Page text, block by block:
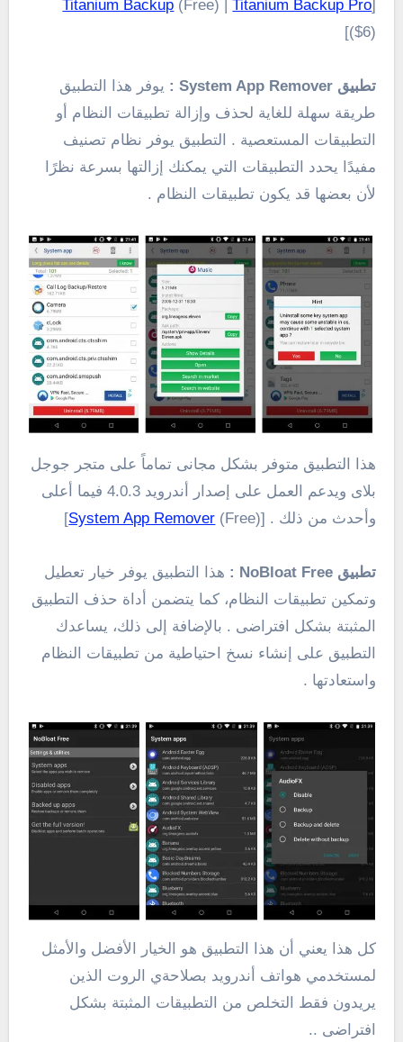
Titanium Backup (Free) |Titanium Backup Pro
($6)]
تطبيق System App Remover :
يوفر هذا التطبيق
طريقة سهلة للغاية لحذف وإزالة تطبيقات النظام أو
التطبيقات المستعصية . التطبيق يوفر نظام تصنيف
مفيدًا يحدد التطبيقات التي يمكنك إزالتها بسرعة نظرًا
لأن بعضها قد يكون تطبيقات النظام .
هذا التطبيق متوفر بشكل مجانى تماماً على متجر جوجل
بلاى ويدعم العمل على إصدار أندرويد 4.0.3 فيما أعلى
وأحدث من ذلك . [
System App Remover (Free)]
تطبيق NoBloat Free :
هذا التطبيق يوفر خيار تعطيل
وتمكين تطبيقات النظام، كما يتضمن أداة حذف التطبيق
المثبتة بشكل افتراضى . بالإضافة إلى ذلك، يساعدك
التطبيق على إنشاء نسخ احتياطية من تطبيقات النظام
واستعادتها .
كل هذا يعني أن هذا التطبيق هو الخيار الأفضل والأمثل
لمستخدمي هواتف أندرويد بصلاحةي الروت الذين
يريدون فقط التخلص من التطبيقات المثبتة بشكل
افتراضى ..